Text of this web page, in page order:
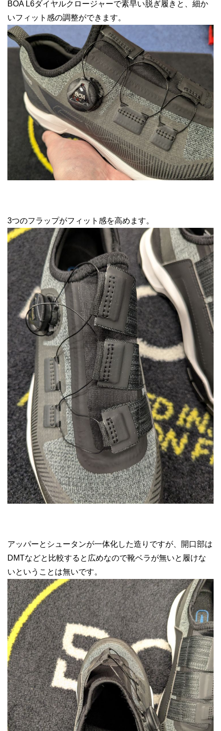
BOA L6ダイヤルクロージャーで素早い脱ぎ履きと、細か
いフィット感の調整ができます。
3つのフラップがフィット感を高めます。
アッパーとシュータンが一体化した造りですが、開口部は
DMTなどと比較すると広めなので靴ベラが無いと履けな
いということは無いです。